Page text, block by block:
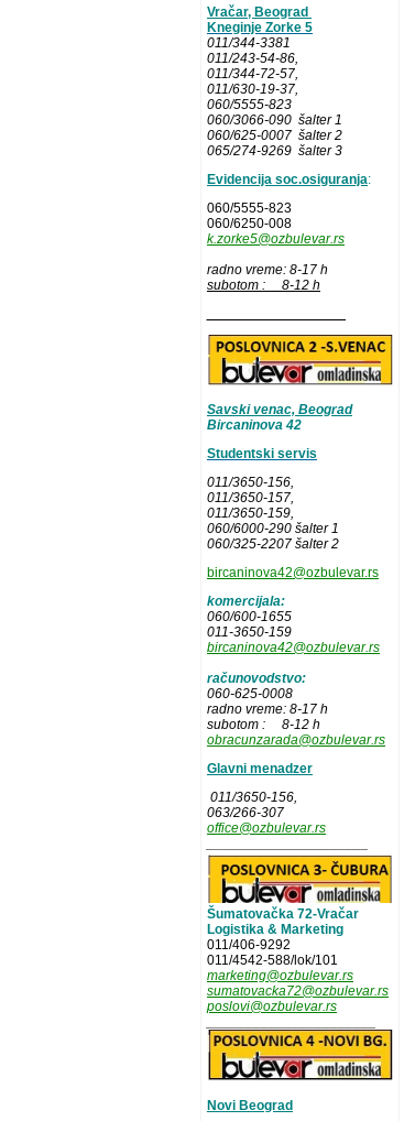
Vračar, Beograd
Kneginje Zorke 5
011/344-3381
011/243-54-86
011/344-72-57,
011/630-19-37,
060/5555-823
060/3066-090 šalter 1
060/625-0007 šalter 2
065/274-9269 šalter 3
Evidencija soc.osiguranja:
060/5555-823
060/6250-008
k.zorke5@ozbulevar.rs
radno vreme: 8-17 h
subotom : 8-12 h
Savski venac, Beograd
Bircaninova 42
Studentski servis
011/3650-156,
011/3650-157,
011/3650-159,
060/6000-290 šalter 1
060/325-2207 šalter 2
bircaninova42@ozbulevar.rs
komercijala:
060/600-1655
011-3650-159
bircaninova42@ozbulevar.rs
računovodstvo:
060-625-0008
radno vreme: 8-17 h
subotom : 8-12 h
obracunzarada@ozbulevar.rs
Glavni menadzer
011/3650-156,
063/266-307
office@ozbulevar.rs
Šumatovačka 72-Vračar
Logistika & Marketing
011/406-9292
011/4542-588/lok/101
marketing@ozbulevar.rs
sumatovacka72@ozbulevar.rs
poslovi@ozbulevar.rs
Novi Beograd